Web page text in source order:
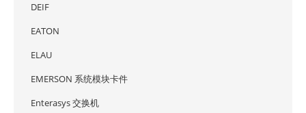
DEIF
EATON
ELAU
EMERSON 系统模块卡件
Enterasys 交换机